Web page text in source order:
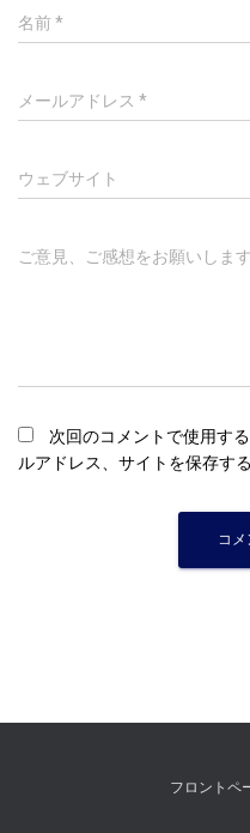
名前*
メールアドレス *
ウェブサイト
ご意見、ご感想をお願いします
次回のコメントで使用す
ルアドレス、サイトを保存する
フロントペ